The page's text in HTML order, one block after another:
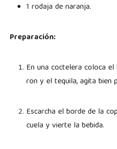
1 rodaja de naranja.
Preparación:
En una coctelera coloca
ron y el tequila, agita bien
Escarcha el borde de la
cuela y vierte la bebida.